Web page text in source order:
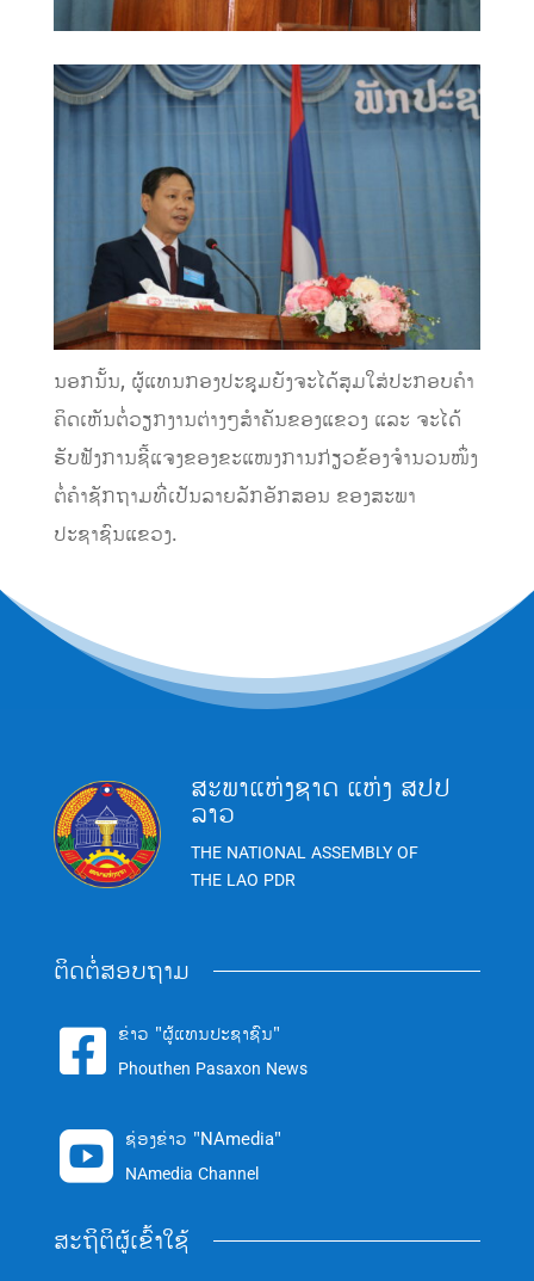
ນອກນັ້ນ, ຜູ້ແທນກອງປະຊຸມຍັງຈະໄດ້ສຸມໃສ່ປະກອບຄຳ
ຄິດເຫັນຕໍ່ວຽກງານຕ່າງໆສຳຄັນຂອງແຂວງ ແລະ ຈະໄດ້
ຮັບຟັງການຊີ້ແຈງຂອງຂະແໜງການກ່ຽວຂ້ອງຈໍານວນໜຶ່ງ
ຕໍ່ຄໍາຊັກຖາມທີ່ເປັນລາຍລັກອັກສອນ ຂອງສະພາ
ປະຊາຊົນແຂວງ.
ສະພາແຫ່ງຊາດ ແຫ່ງ ສປປ
ລາວ
THE NATIONAL ASSEMBLY OF
THE LAO PDR
ຕິດຕໍ່ສອບຖາມ
 ຂ່າວ "ຜູ້ແທນປະຊາຊົນ"
Phouthen Pasaxon News
 ຊ່ອງຂ່າວ "NAmedia"
NAmedia Channel
ສະຖິຕິຜູ້ເຂົ້າໃຊ້